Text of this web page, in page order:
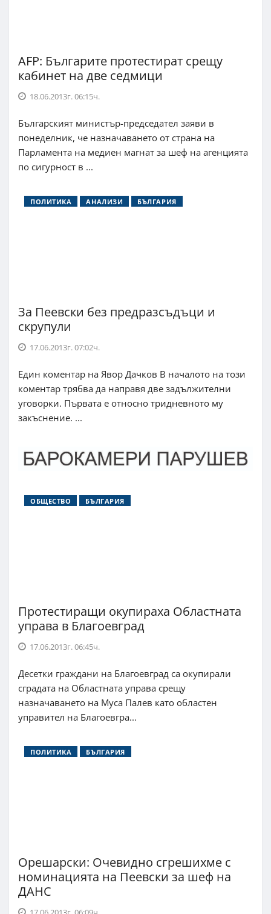
AFP: Българите протестират срещу
кабинет на две седмици
18.06.2013г. 06:15ч.
Българският министър-председател заяви в
понеделник, че назначаването от страна на
Парламента на медиен магнат за шеф на агенцията
по сигурност в ...
ПОЛИТИКА АНАЛИЗИ БЪЛГАРИЯ
За Пеевски без предразсъдъци и
скрупули
17.06.2013г. 07:02ч.
Един коментар на Явор Дачков В началото на този
коментар трябва да направя две задължителни
уговорки. Първата е относно тридневното му
закъснение. ...
ОБЩЕСТВО БЪЛГАРИЯ
Протестиращи окупираха Областната
управа в Благоевград
17.06.2013г. 06:45ч.
Десетки граждани на Благоевград са окупирали
сградата на Областната управа срещу
назначаването на Муса Палев като областен
управител на Благоевгра...
ПОЛИТИКА БЪЛГАРИЯ
Орешарски: Очевидно сгрешихме с
номинацията на Пеевски за шеф на
ДАНС